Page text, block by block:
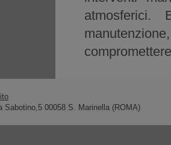
atmosferici.
00058 S. Marinella (ROMA)